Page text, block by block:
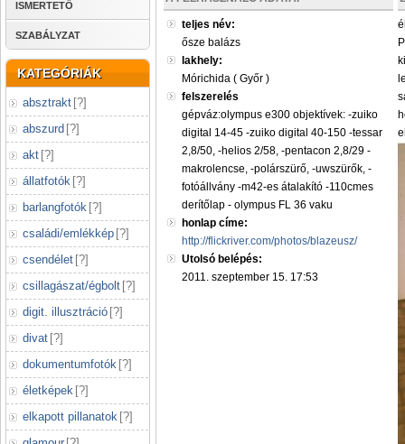
ISMERTETŐ
SZABÁLYZAT
KATEGÓRIÁK
absztrakt [?]
abszurd [?]
akt [?]
állatfotók [?]
barlangfotók [?]
családi/emlékkép [?]
csendélet [?]
csillagászat/égbolt [?]
digit. illusztráció [?]
divat [?]
dokumentumfotók [?]
életképek [?]
elkapott pillanatok [?]
teljes név:
ősze balázs
lakhely:
Mórichida ( Győr )
felszerelés
gépváz:olympus e300 objektívek: -zuiko
digital 14-45 -zuiko digital 40-150 -tessar
2,8/50, -helios 2/58, -pentacon 2,8/29 -
makrolencse, -polárszürő, -uwszürők, -
fotóállvány -m42-es átalakító -110cmes
derítőlap - olympus FL 36 vaku
honlap címe:
http://flickriver.com/photos/blazeusz/
Utolsó belépés:
2011. szeptember 15. 17:53